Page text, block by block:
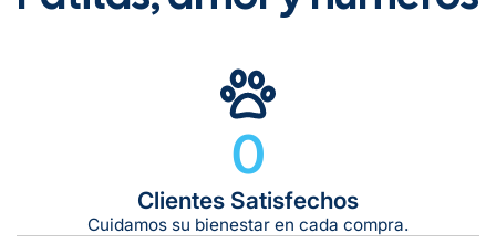
Gratuito en todos los pedidos
Tiempo de entrega estimado: 5 a 7 días hábiles
Gratis en compras de $599 o más
0
Clientes Satisfechos
Cuidamos su bienestar en cada compra.